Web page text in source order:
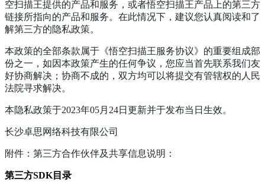
空扫描王提供的产品和服务，或者悟空扫描王产品上的第三方
链接所指向的产品和服务。在此情况下，建议您认真阅读和了
解第三方的隐私政策。
本政策的全部条款属于《悟空扫描王服务协议》的重要组成部
份之一，如因本政策产生的任何争议，您应当首先联系我们友
好协商解决；协商不成的，双方均可以将提交有管辖权的人民
法院寻求解决。
本隐私政策于2023年05月24日更新并于发布当日生效。
长沙卓思网络科技有限公司
附件：第三方合作伙伴及共享信息说明：
第三方SDK目录